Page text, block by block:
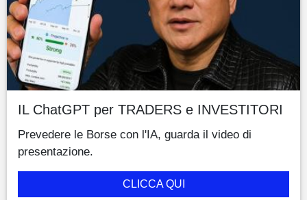
IL ChatGPT per TRADERS e INVESTITORI
Prevedere le Borse con l'IA, guarda il video di
presentazione.
CLICCA QUI